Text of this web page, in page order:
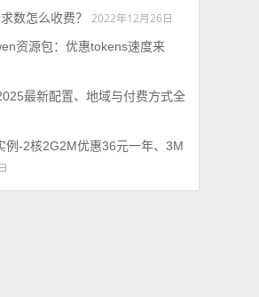
数怎么收费？
2022年12月26日
资源包：优惠tokens速度来
最新配置、地域与付费方式全
例-2核2G2M优惠36元一年、3M